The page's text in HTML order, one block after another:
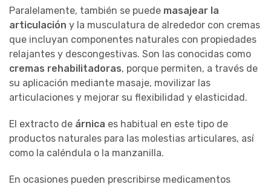
Paralelamente, también se puede masajear la
articulación y la musculatura de alrededor con cremas
que incluyan componentes naturales con propiedades
relajantes y descongestivas. Son las conocidas como
cremas rehabilitadoras, porque permiten, a través de
su aplicación mediante masaje, movilizar las
articulaciones y mejorar su flexibilidad y elasticidad.
El extracto de árnica es habitual en este tipo de
productos naturales para las molestias articulares, así
como la caléndula o la manzanilla.
En ocasiones pueden prescribirse medicamentos